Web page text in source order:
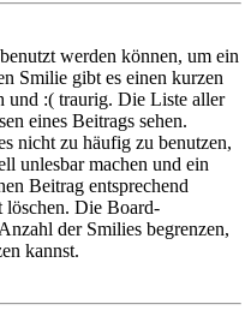
werden können, um ein
Smilie gibt es einen kurzen
und :( traurig. Die Liste aller
eines Beitrags sehen.
nicht zu häufig zu benutzen,
unlesbar machen und ein
Beitrag entsprechend
löschen. Die Board-
der Smilies begrenzen,
kannst.